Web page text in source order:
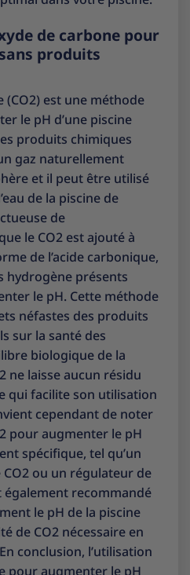
de carbone pour
produits
(CO2) est une méthode
le pH d’une piscine
produits chimiques
gaz naturellement
et il peut être utilisé
de la piscine de
de
le CO2 est ajouté à
de l’acide carbonique,
hydrogène présents
le pH. Cette méthode
néfastes des produits
sur la santé des
biologique de la
ne laisse aucun résidu
qui facilite son utilisation
cependant de noter
pour augmenter le pH
spécifique, tel qu’un
CO2 ou un régulateur de
recommandé
le pH de la piscine
de CO2 nécessaire en
conclusion, l’utilisation
pour augmenter le pH